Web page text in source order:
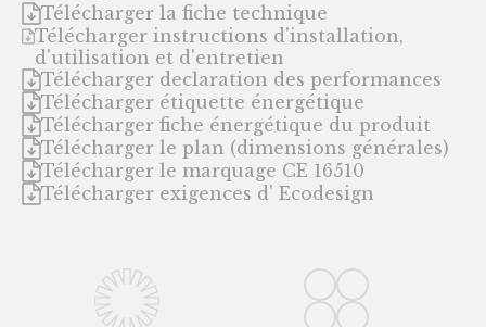
Télécharger la fiche technique
Télécharger instructions d'installation,
d'utilisation et d'entretien
Télécharger declaration des performances
Télécharger étiquette énergétique
Télécharger fiche énergétique du produit
Télécharger le plan (dimensions générales)
Télécharger le marquage CE 16510
Télécharger exigences d' Ecodesign